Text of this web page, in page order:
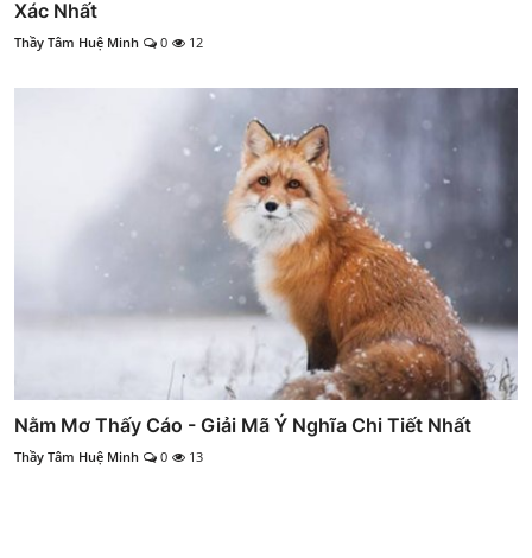
Xác Nhất
Thầy Tâm Huệ Minh 0 12
Nằm Mơ Thấy Cáo - Giải Mã Ý Nghĩa Chi Tiết Nhất
Thầy Tâm Huệ Minh 0 13